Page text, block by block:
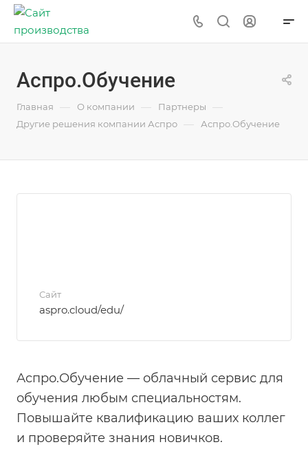
Аспро.Обучение
Главная — О компании — Партнеры —
Другие решения компании Аспро — Аспро.Обучение
Сайт
aspro.cloud/edu/
Аспро.Обучение — облачный сервис для
обучения любым специальностям.
Повышайте квалификацию ваших коллег
и проверяйте знания новичков.